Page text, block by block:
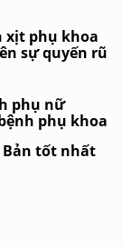
xịt phụ khoa
sự quyến rũ
phụ nữ
phụ khoa
Bản tốt nhất